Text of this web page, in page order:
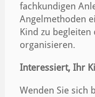
fachkundigen
Angelmethoden
Kind zu
organisieren.
Interessiert, Ihr
Wenden Sie sich